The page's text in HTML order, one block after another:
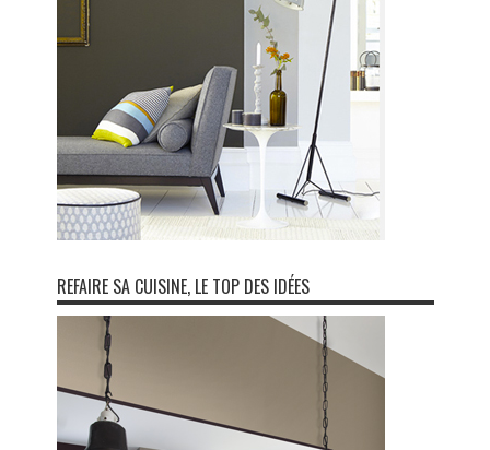
REFAIRE SA CUISINE, LE TOP DES IDÉES